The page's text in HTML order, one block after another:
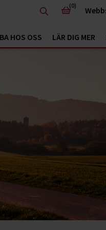
HOS OSS LÄR DIG MER
(0)